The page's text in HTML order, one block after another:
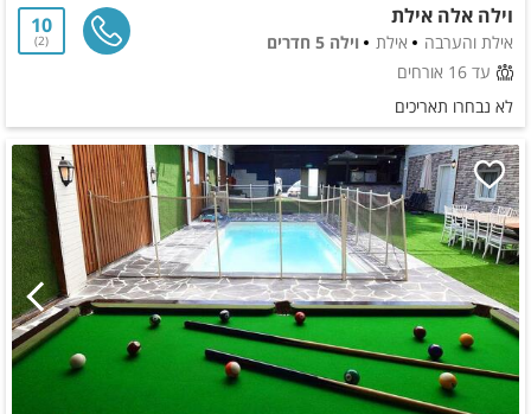
וילה אלה אילת
אילת והערבה אילת
וילה 5 חדרים
עד 16 אורחים
10
2
לא נבחרו תאריכים